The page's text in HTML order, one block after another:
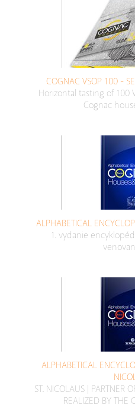
COGNAC VSOP 100 -
Horizontal tasting of 100
Cognac
ALPHABETICAL
1. vydanie
ALPHABETICAL
ST. NICOLAUS | PARTNER
REALIZED BY THE